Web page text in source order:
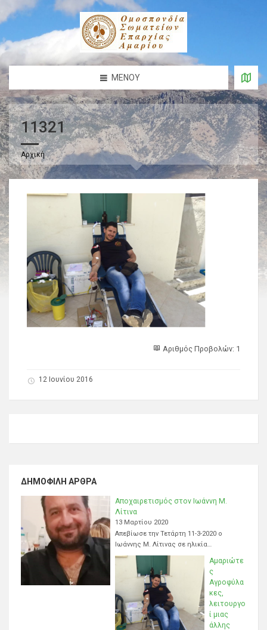
ΜΕΝΟΎ
11321
Αρχική
Αριθμός Προβολών: 1
12 Ιουνίου 2016
ΔΗΜΟΦΙΛΉ ΆΡΘΡΑ
Αποχαιρετισμός στον Ιωάννη Μ.
Λίτινα
13 Μαρτίου 2020
Απεβίωσε την Τετάρτη 11-3-2020 ο
Ιωάννης Μ. Λίτινας σε ηλικία…
Αμαριώτε
ς
Αγροφύλα
κες,
λειτουργο
ί μιας
άλλης